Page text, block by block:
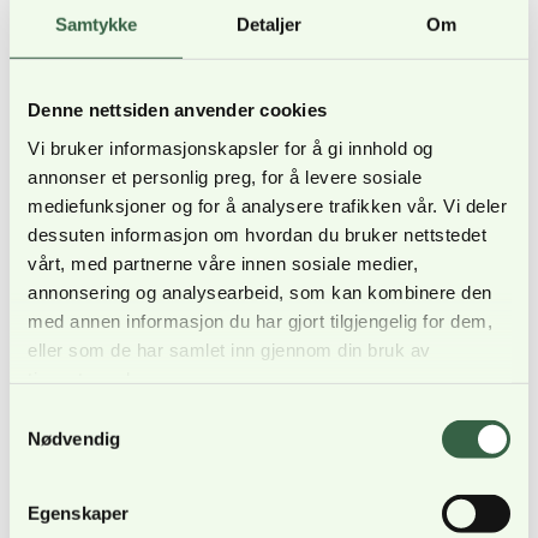
Samtykke Detaljer Om
Denne nettsiden anvender cookies
Vi bruker informasjonskapsler for å gi innhold og
annonser et personlig preg, for å levere sosiale
mediefunksjoner og for å analysere trafikken vår. Vi deler
dessuten informasjon om hvordan du bruker nettstedet
vårt, med partnerne våre innen sosiale medier,
annonsering og analysearbeid, som kan kombinere den
med annen informasjon du har gjort tilgjengelig for dem,
eller som de har samlet inn gjennom din bruk av
Nødvendig
Egenskaper
anse som pensjonsgivende variabel
inntekt.
For inntekt fra 1. januar 2020 er det ingen
begrensning på beløpet som gir
opptjening til pensjon.
Beløpet som gir opptjening til pensjon er
begrenset til 66.000 kroner per år for
inntekt før 1.1 2020.
Viktig bidrag
Charles Blålid, som har vært parter i saken, har